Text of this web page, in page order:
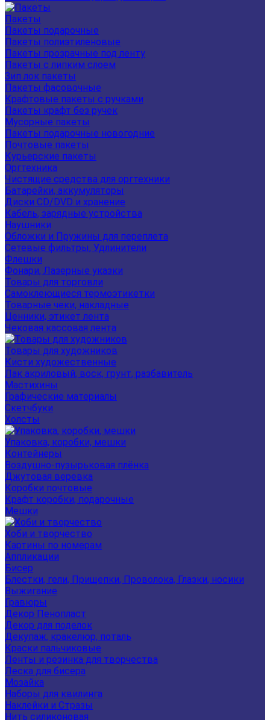
Пакеты
Пакеты подарочные
Пакеты полиэтиленовые
Пакеты прозрачные под ленту
Пакеты с липким слоем
Зип лок пакеты
Пакеты фасовочные
Крафтовые пакеты с ручками
Пакеты крафт без ручек
Мусорные пакеты
Пакеты подарочные новогодние
Почтовые пакеты
Курьерские пакеты
Оргтехника
Чистящие средства для оргтехники
Батарейки, аккумуляторы
Диски CD/DVD и хранение
Кабель, зарядные устройства
Наушники
Обложки и Пружины для переплета
Сетевые фильтры, Удлинители
Флешки
Фонари, Лазерные указки
Товары для торговли
Самоклеющиеся термоэтикетки
Товарные чеки, накладные
Ценники, этикет лента
Чековая кассовая лента
Товары для художников
Кисти художественные
Лак акриловый, воск, грунт, разбавитель
Мастихины
Графические материалы
Скетчбуки
Холсты
Упаковка, коробки, мешки
Контейнеры
Воздушно-пузырьковая плёнка
Джутовая веревка
Коробки почтовые
Крафт коробки, подарочные
Мешки
Хоби и творчество
Картины по номерам
Аппликации
Бисер
Блестки, гели, Прищепки, Проволока, Глазки, носики
Выжигание
Гравюры
Декор Пенопласт
Декор для поделок
Декупаж, кракелюр, поталь
Краски пальчиковые
Ленты и резинка для творчества
Леска для бисера
Мозайка
Наборы для квилинга
Наклейки и Стразы
Нить силиконовая